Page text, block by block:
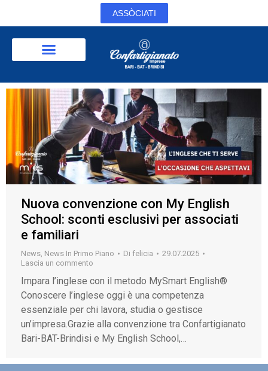
ASSÒCIATI
Nuova convenzione con My English
School: sconti esclusivi per associati
e familiari
News, News In Primo Piano Di felicia
29.07.2025
Lascia un commento
Impara l’inglese con il metodo MySmart English®
Conoscere l’inglese oggi è una competenza
essenziale per chi lavora, studia o gestisce
un’impresa.Grazie alla convenzione tra Confartigianato
Bari-BAT-Brindisi e My English School,…